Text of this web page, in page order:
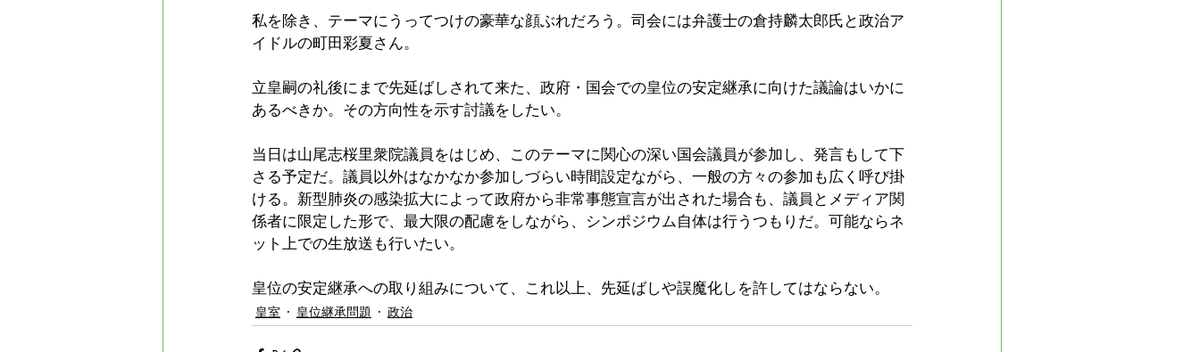
私を除き、テーマにうってつけの豪華な顔ぶれだろう。司会には弁護士の倉持麟太郎氏と政治ア
イドルの町田彩夏さん。
立皇嗣の礼後にまで先延ばしされて来た、政府・国会での皇位の安定継承に向けた議論はいかに
あるべきか。その方向性を示す討議をしたい。
当日は山尾志桜里衆院議員をはじめ、このテーマに関心の深い国会議員が参加し、発言もして下
さる予定だ。議員以外はなかなか参加しづらい時間設定ながら、一般の方々の参加も広く呼び掛
ける。新型肺炎の感染拡大によって政府から非常事態宣言が出された場合も、議員とメディア関
係者に限定した形で、最大限の配慮をしながら、シンポジウム自体は行うつもりだ。可能ならネ
ット上での生放送も行いたい。
皇位の安定継承への取り組みについて、これ以上、先延ばしや誤魔化しを許してはならない。
皇室 皇位継承問題 政治